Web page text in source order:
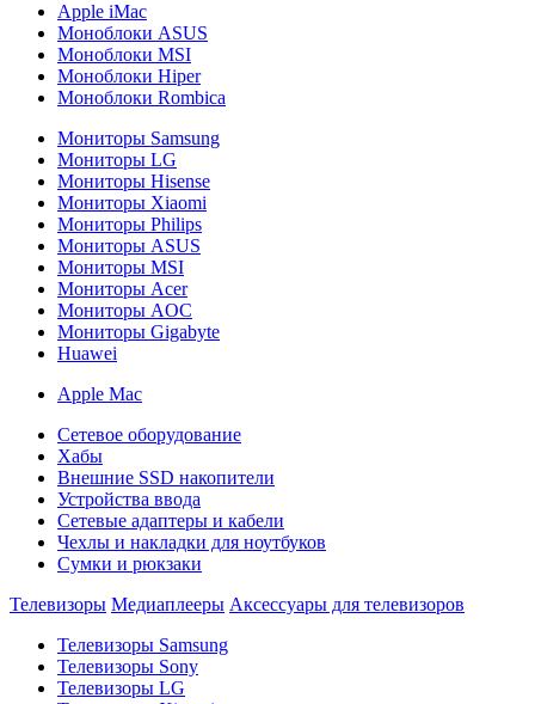
Apple iMac
Моноблоки ASUS
Моноблоки MSI
Моноблоки Hiper
Моноблоки Rombica
Мониторы Samsung
Мониторы LG
Мониторы Hisense
Мониторы Xiaomi
Мониторы Philips
Мониторы ASUS
Мониторы MSI
Мониторы Acer
Мониторы AOC
Мониторы Gigabyte
Huawei
Apple Mac
Сетевое оборудование
Хабы
Внешние SSD накопители
Устройства ввода
Сетевые адаптеры и кабели
Чехлы и накладки для ноутбуков
Сумки и рюкзаки
Телевизоры Медиаплееры Аксессуары для телевизоров
Телевизоры Samsung
Телевизоры Sony
Телевизоры LG